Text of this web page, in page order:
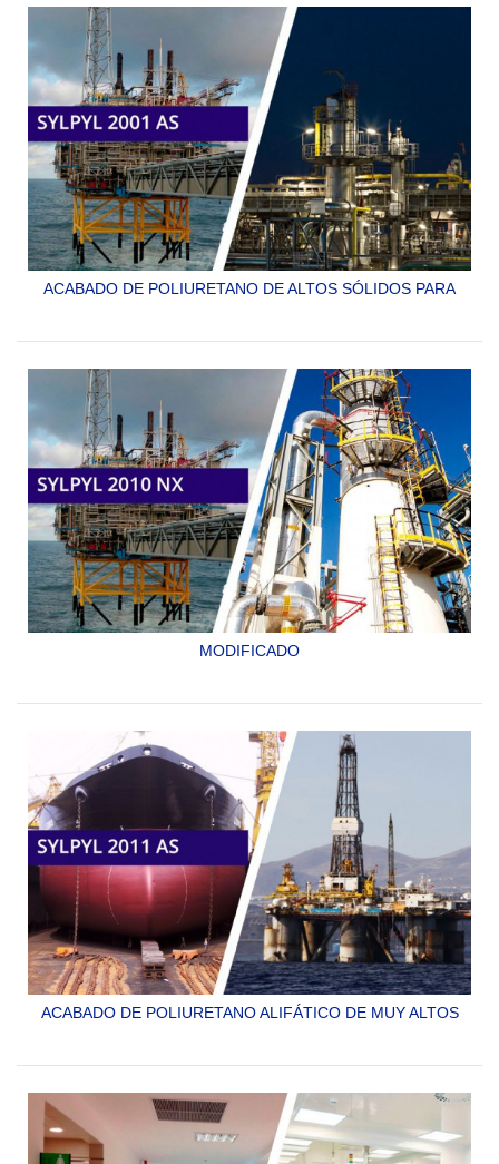
ACABADO DE POLIURETANO DE ALTOS SÓLIDOS PARA
SYLPYL 2001 AS
MODIFICADO
SYLPYL 2010 NX
ACABADO DE POLIURETANO ALIFÁTICO DE MUY ALTOS
SYLPYL 2011 AS